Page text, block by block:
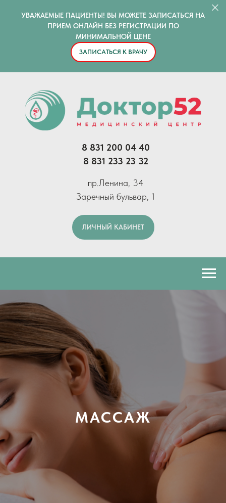
УВАЖАЕМЫЕ ПАЦИЕНТЫ! ВЫ МОЖЕТЕ ЗАПИСАТЬСЯ НА
ПРИЕМ ОНЛАЙН БЕЗ РЕГИСТРАЦИИ ПО
МИНИМАЛЬНОЙ ЦЕНЕ
ЗАПИСАТЬСЯ К ВРАЧУ
8 831 200 04 40
8 831 233 23 32
пр.Ленина, 34
Заречный бульвар, 1
ЛИЧНЫЙ КАБИНЕТ
МАССАЖ